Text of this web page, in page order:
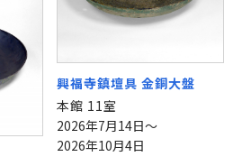
興福寺鎮壇具 金銅大盤
本館 11室
2026年7月14日～
2026年10月4日